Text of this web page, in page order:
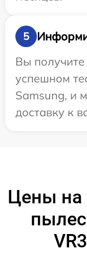
5
Вы
успешном
Samsung, и
доставку к
Цены на